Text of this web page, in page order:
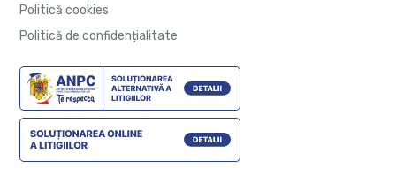
Politică cookies
Politică de confidențialitate